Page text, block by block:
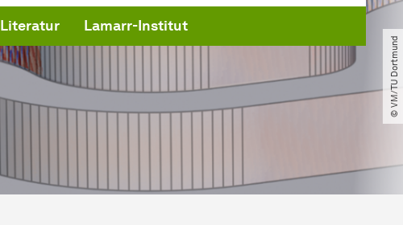
Literatur Lamarr-Institut
© VM​/​TU Dortmund